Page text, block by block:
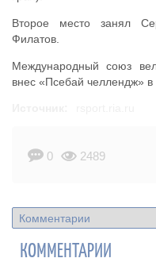
Второе место занял
Филатов.
Международный союз
внес «Псебай челлендж» в
0 2489
КОММЕНТАРИИ